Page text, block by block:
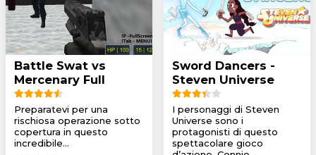
Battle Swat vs
Mercenary Full
Preparatevi per una
rischiosa operazione sotto
copertura in questo
incredibile...
Sword Dancers -
Steven Universe
I personaggi di Steven
Universe sono i
protagonisti di questo
spettacolare gioco